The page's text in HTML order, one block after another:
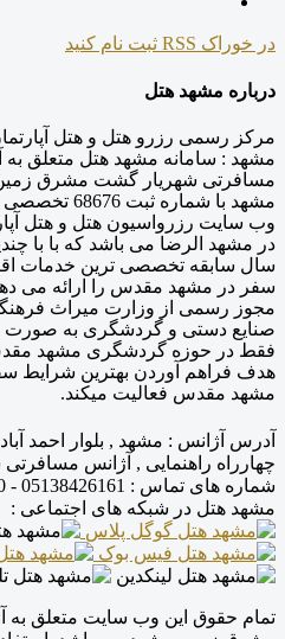
در خوراک RSS ثبت نام کنید
درباره مشهد هتل
مرکز رسمی رزرو هتل و هتل
مشهد : سامانه مشهد هتل متعلق به
مسافرتی شهریار گشت مشرق
مشهد با شماره ثبت
وب سایت رزرواسیون هتل و هتل
در مشهد الرضا می باشد که با با
سال سابقه تخصصی ترین خدمات
سفر در مشهد مقدس را ارائه می
مجوز رسمی از وزارت میراث
صنایع دستی و گردشگری به
فقط در حوزه گردشگری مشهد
هدف فراهم آوردن بهترین شرایط
مشهد مقدس فعالیت میکند.
آدرس آژانس : مشهد , بلوار احمد
چهارراه راهنمایی , آژانس
شماره های تماس : 05138426161 - 05138433440
مشهد هتل در شبکه های اجتماعی :
تمام حقوق این وب سایت متعلق